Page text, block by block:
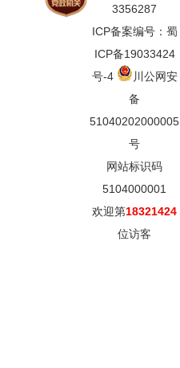
3356287
ICP备案编号：蜀
ICP备19033424
号-4
川公网安
备
51040202000005
号
网站标识码
5104000001
欢迎第18321424
位访客